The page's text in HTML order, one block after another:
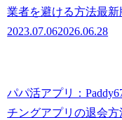
業者を避ける方法最新
2023.07.062026.06.28
パパ活アプリ：
チングアプリの退会